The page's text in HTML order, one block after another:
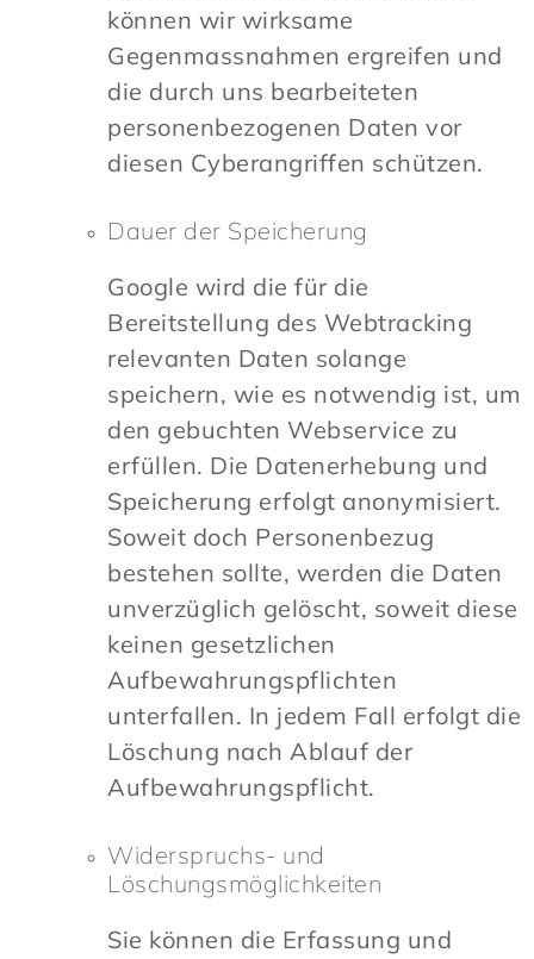
können wir wirksame
Gegenmassnahmen ergreifen und
die durch uns bearbeiteten
personenbezogenen Daten vor
diesen Cyberangriffen schützen.
Dauer der Speicherung
Google wird die für die
Bereitstellung des Webtracking
relevanten Daten solange
speichern, wie es notwendig ist, um
den gebuchten Webservice zu
erfüllen. Die Datenerhebung und
Speicherung erfolgt anonymisiert.
Soweit doch Personenbezug
bestehen sollte, werden die Daten
unverzüglich gelöscht, soweit diese
keinen gesetzlichen
Aufbewahrungspflichten
unterfallen. In jedem Fall erfolgt die
Löschung nach Ablauf der
Aufbewahrungspflicht.
Widerspruchs- und
Löschungsmöglichkeiten
Sie können die Erfassung und